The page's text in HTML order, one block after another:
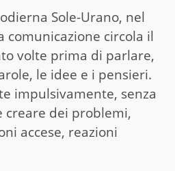
Sole-Urano, nel
comunicazione circola il
volte prima di parlare,
le idee e i pensieri.
impulsivamente, senza
creare dei problemi,
accese, reazioni